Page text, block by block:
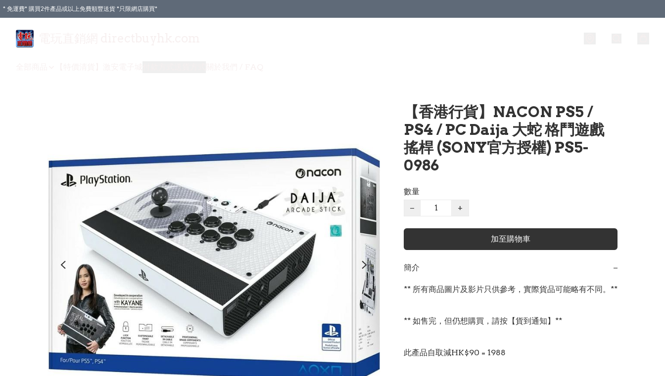
* 免運費* 購買2件產品或以上免費順豐送貨 *只限網店購買*
【香港行貨】NACON PS5 /
PS4 / PC Daija 大蛇 格鬥遊戲
搖桿 (SONY官方授權) PS5-
0986
數量
−
+
加至購物車
簡介 −
** 所有商品圖片及影片只供參考，實際貨品可能略有不同。**
** 如售完，但仍想購買，請按【貨到通知】**
此產品自取減HK$90 = 1988